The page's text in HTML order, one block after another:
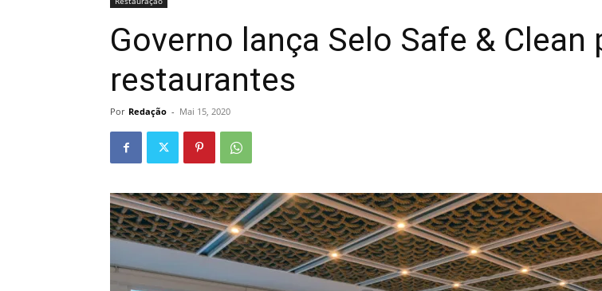
Governo lança Selo Safe & Clean
restaurantes
Por Redação - Mai 15, 2020